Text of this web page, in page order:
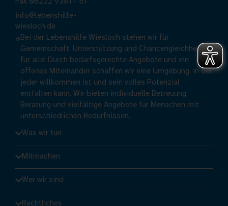
info@lebenshilfe-
wiesloch.de
Bei der Lebenshilfe Wiesloch stehen wir für
Gemeinschaft, Unterstützung und Chancengleichheit
für alle! Durch bedarfsgerechte Angebote und ein
offenes Miteinander schaffen wir eine Umgebung, in der
jeder willkommen ist und sein volles Potenzial
entfalten kann. Wir bieten individuelle Betreuung,
Beratung und vielfältige Angebote für Menschen mit
unterschiedlichen Bedürfnissen.
Was wir tun
Mitmachen
Wer wir sind
Rechtliches